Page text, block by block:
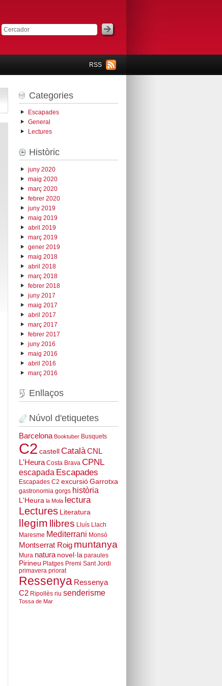
RSS
Categories
Escapades
General
Lectures
Històric
juny 2020
maig 2020
març 2020
febrer 2020
juny 2019
maig 2019
abril 2019
març 2019
gener 2019
maig 2018
abril 2018
març 2018
febrer 2018
juny 2017
maig 2017
abril 2017
març 2017
febrer 2017
juny 2016
maig 2016
abril 2016
març 2016
Enllaços
Núvol d'etiquetes
Barcelona Booktuber Busquets
C2 castell Català CNL
L'Heura Costa Brava CPNL
escapada Escapades
Escapades C2 excursió Garrotxa
gastronomia gorgs història
L'Heura la Mola lectura
Lectures Literatura
llegim llibres Lluís Llach
Maresme Mediterrani Monsó
Montserrat Roig muntanya
Mura natura novel·la paraules
Pirineu Platges Premi Sant Jordi
primavera priorat
Ressenya Ressenya
C2 Ripollès riu senderisme
Tossa de Mar